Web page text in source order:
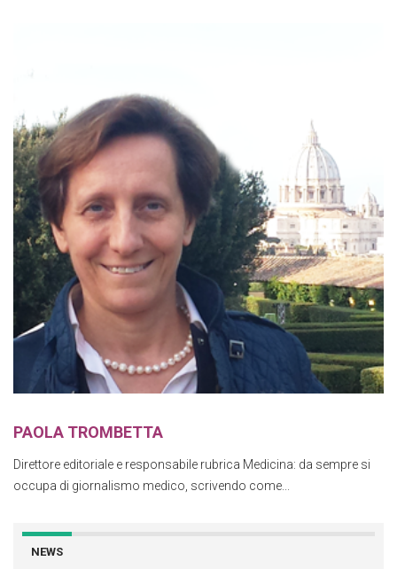
PAOLA TROMBETTA
Direttore editoriale e responsabile rubrica Medicina: da sempre si
occupa di giornalismo medico, scrivendo come...
NEWS